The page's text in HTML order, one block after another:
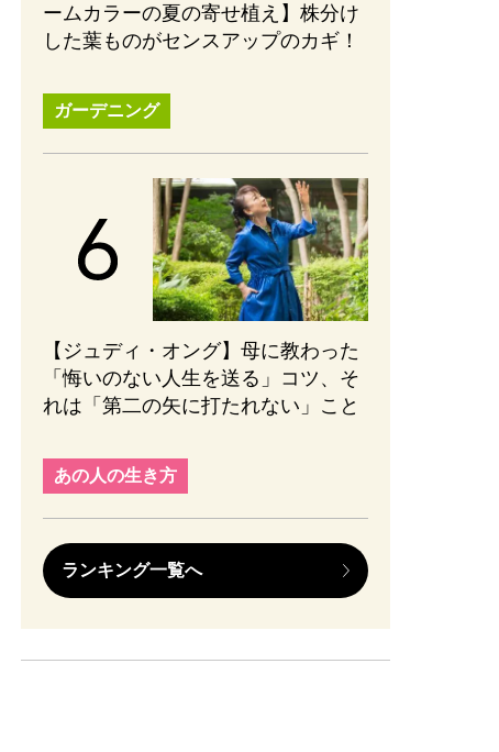
ームカラーの夏の寄せ植え】株分け
した葉ものがセンスアップのカギ！
ガーデニング
【ジュディ・オング】母に教わった
「悔いのない人生を送る」コツ、そ
れは「第二の矢に打たれない」こと
あの人の生き方
ランキング一覧へ